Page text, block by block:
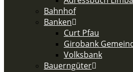
Bahnhof
Banken
Curt Pfau
Girobank
Volksbank
Bauerngüter